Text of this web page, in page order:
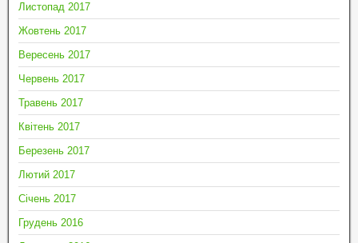
Листопад 2017
Жовтень 2017
Вересень 2017
Червень 2017
Травень 2017
Квітень 2017
Березень 2017
Лютий 2017
Січень 2017
Грудень 2016